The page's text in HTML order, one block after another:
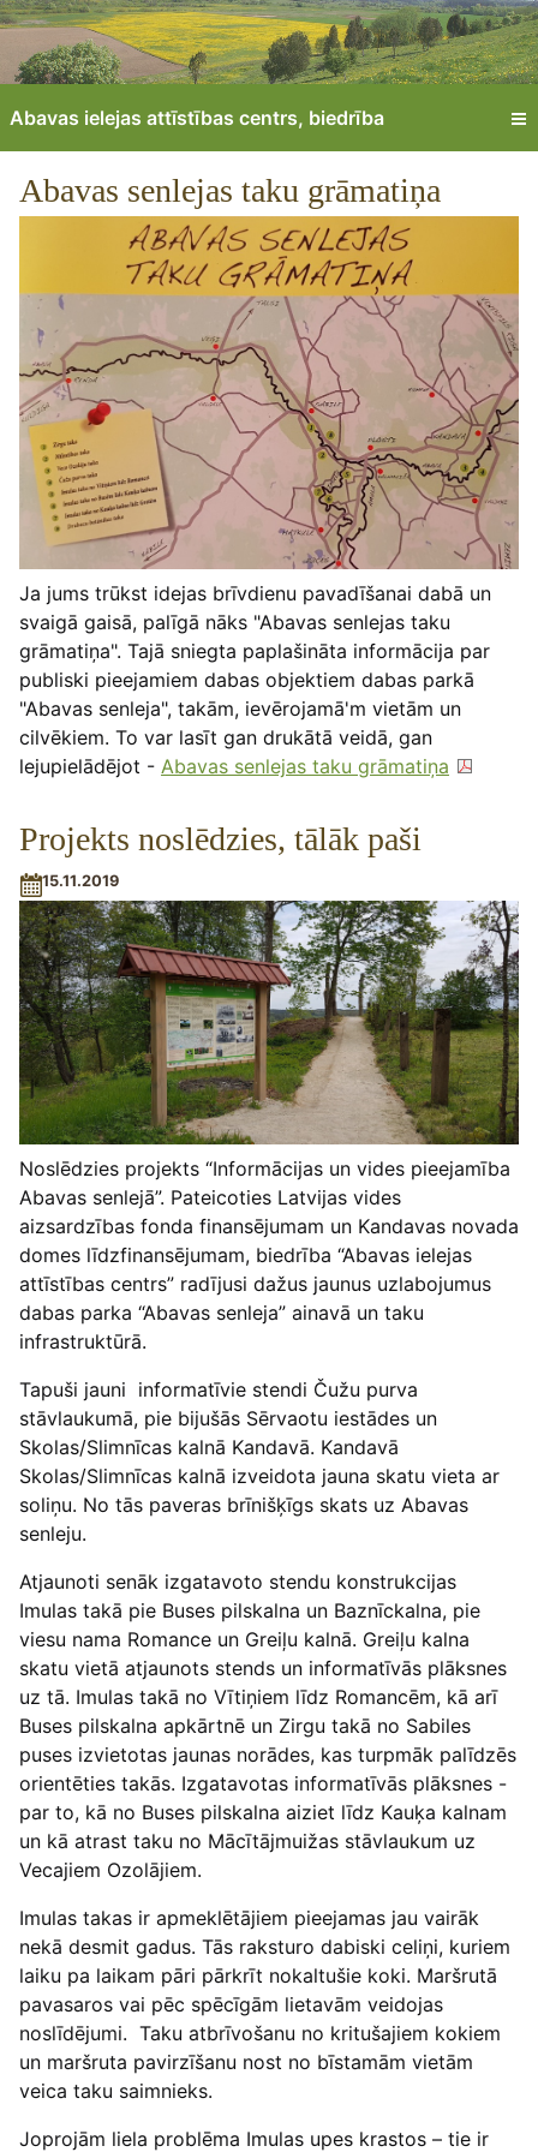
Abavas ielejas attīstības centrs, biedrība
Abavas senlejas taku grāmatiņa
Ja jums trūkst idejas brīvdienu pavadīšanai dabā un
svaigā gaisā, palīgā nāks "Abavas senlejas taku
grāmatiņa". Tajā sniegta paplašināta informācija par
publiski pieejamiem dabas objektiem dabas parkā
"Abavas senleja", takām, ievērojamā'm vietām un
cilvēkiem. To var lasīt gan drukātā veidā, gan
lejupielādējot - Abavas senlejas taku grāmatiņa
Projekts noslēdzies, tālāk paši
15.11.2019
Noslēdzies projekts “Informācijas un vides pieejamība
Abavas senlejā”. Pateicoties Latvijas vides
aizsardzības fonda finansējumam un Kandavas novada
domes līdzfinansējumam, biedrība “Abavas ielejas
attīstības centrs” radījusi dažus jaunus uzlabojumus
dabas parka “Abavas senleja” ainavā un taku
infrastruktūrā.
Tapuši jauni informatīvie stendi Čužu purva
stāvlaukumā, pie bijušās Sērvaotu iestādes un
Skolas/Slimnīcas kalnā Kandavā. Kandavā
Skolas/Slimnīcas kalnā izveidota jauna skatu vieta ar
soliņu. No tās paveras brīnišķīgs skats uz Abavas
senleju.
Atjaunoti senāk izgatavoto stendu konstrukcijas
Imulas takā pie Buses pilskalna un Baznīckalna, pie
viesu nama Romance un Greiļu kalnā. Greiļu kalna
skatu vietā atjaunots stends un informatīvās plāksnes
uz tā. Imulas takā no Vītiņiem līdz Romancēm, kā arī
Buses pilskalna apkārtnē un Zirgu takā no Sabiles
puses izvietotas jaunas norādes, kas turpmāk palīdzēs
orientēties takās. Izgatavotas informatīvās plāksnes -
par to, kā no Buses pilskalna aiziet līdz Kauķa kalnam
un kā atrast taku no Mācītājmuižas stāvlaukum uz
Vecajiem Ozolājiem.
Imulas takas ir apmeklētājiem pieejamas jau vairāk
nekā desmit gadus. Tās raksturo dabiski celiņi, kuriem
laiku pa laikam pāri pārkrīt nokaltušie koki. Maršrutā
pavasaros vai pēc spēcīgām lietavām veidojas
noslīdējumi. Taku atbrīvošanu no kritušajiem kokiem
un maršruta pavirzīšanu nost no bīstamām vietām
veica taku saimnieks.
Joprojām liela problēma Imulas upes krastos – tie ir